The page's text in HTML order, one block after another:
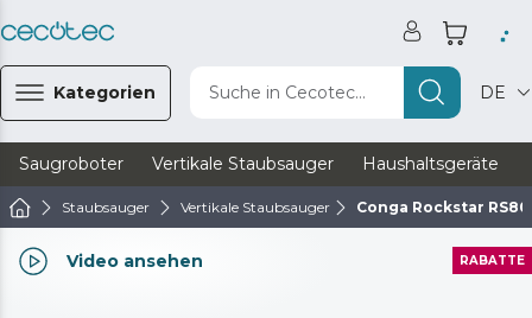
Kategorien Suche in Cecotec... DE
Saugroboter Vertikale Staubsauger Haushaltsgeräte
Staubsauger Vertikale Staubsauger Conga Rockstar
Video ansehen RABATTE